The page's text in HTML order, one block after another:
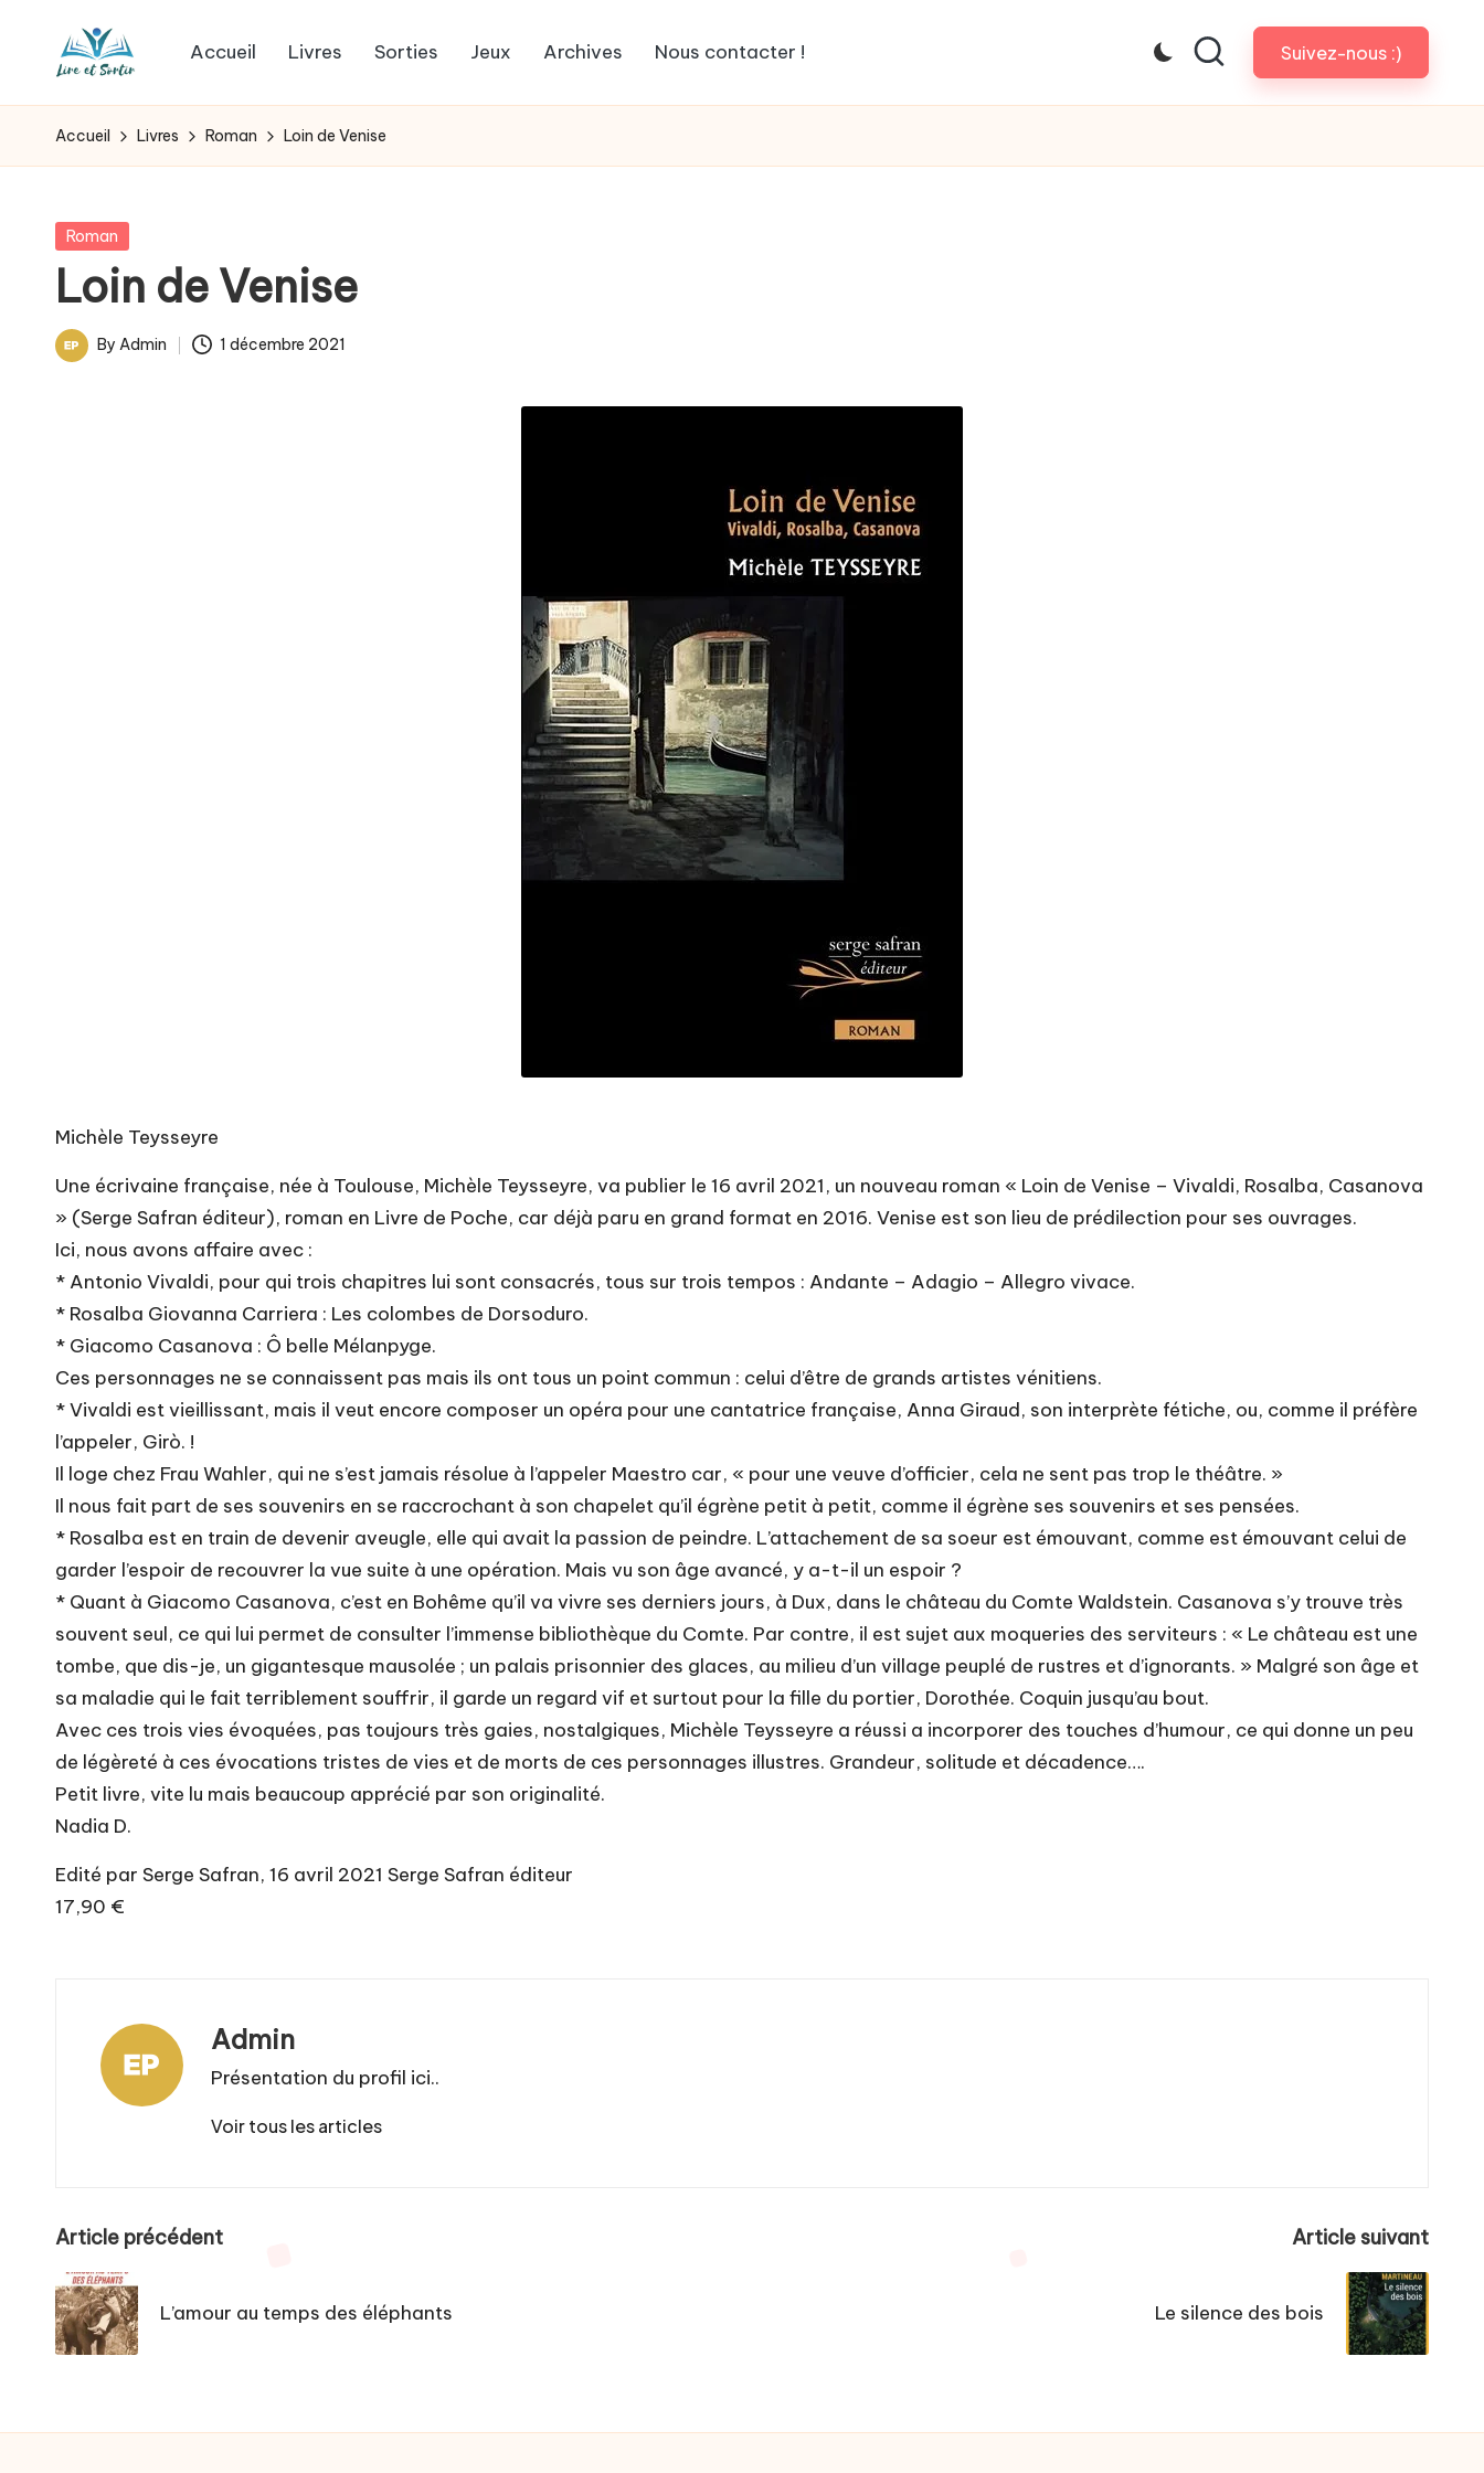
L
i
e
e
t
livres
pour
les
goûts,
des
pour
Accueil Livres Sorties Jeux Archives Nous contacter ! Suivez-nous :)
Accueil Livres Roman Loin de Venise
Posted
Roman
Loin de Venise
Posted
By Admin 1 décembre 2021
Michèle Teysseyre
Une écrivaine française, née à Toulouse, Michèle Teysseyre, va publier le 16 avril 2021, un nouveau roman « Loin de Venise – Vivaldi, Rosalba, Casanova
» (Serge Safran éditeur), roman en Livre de Poche, car déjà paru en grand format en 2016. Venise est son lieu de prédilection pour ses ouvrages.
Ici, nous avons affaire avec :
* Antonio Vivaldi, pour qui trois chapitres lui sont consacrés, tous sur trois tempos : Andante – Adagio – Allegro vivace.
* Rosalba Giovanna Carriera : Les colombes de Dorsoduro.
* Giacomo Casanova : Ô belle Mélanpyge.
Ces personnages ne se connaissent pas mais ils ont tous un point commun : celui d’être de grands artistes vénitiens.
* Vivaldi est vieillissant, mais il veut encore composer un opéra pour une cantatrice française, Anna Giraud, son interprète fétiche, ou, comme il préfère
l’appeler, Girò. !
Il loge chez Frau Wahler, qui ne s’est jamais résolue à l’appeler Maestro car, « pour une veuve d’officier, cela ne sent pas trop le théâtre. »
Il nous fait part de ses souvenirs en se raccrochant à son chapelet qu’il égrène petit à petit, comme il égrène ses souvenirs et ses pensées.
* Rosalba est en train de devenir aveugle, elle qui avait la passion de peindre. L’attachement de sa soeur est émouvant, comme est émouvant celui de
garder l’espoir de recouvrer la vue suite à une opération. Mais vu son âge avancé, y a-t-il un espoir ?
* Quant à Giacomo Casanova, c’est en Bohême qu’il va vivre ses derniers jours, à Dux, dans le château du Comte Waldstein. Casanova s’y trouve très
souvent seul, ce qui lui permet de consulter l’immense bibliothèque du Comte. Par contre, il est sujet aux moqueries des serviteurs : « Le château est une
tombe, que dis-je, un gigantesque mausolée ; un palais prisonnier des glaces, au milieu d’un village peuplé de rustres et d’ignorants. » Malgré son âge et
sa maladie qui le fait terriblement souffrir, il garde un regard vif et surtout pour la fille du portier, Dorothée. Coquin jusqu’au bout.
Avec ces trois vies évoquées, pas toujours très gaies, nostalgiques, Michèle Teysseyre a réussi a incorporer des touches d’humour, ce qui donne un peu
de légèreté à ces évocations tristes de vies et de morts de ces personnages illustres. Grandeur, solitude et décadence….
Petit livre, vite lu mais beaucoup apprécié par son originalité.
Nadia D.
Edité par Serge Safran, 16 avril 2021 Serge Safran éditeur
17,90 €
Admin
Présentation du profil ici..
Voir tous les articles
Post
navigation
Article précédent
L’amour au temps des éléphants
Article suivant
Le silence des bois